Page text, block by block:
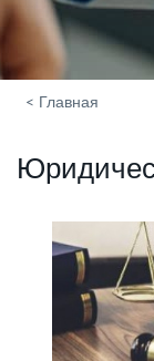
< Главная